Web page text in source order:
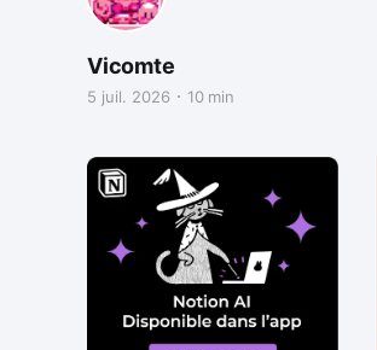
Vicomte
5 juil. 2026 10 min